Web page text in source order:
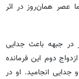
عصر همان‌روز در اثر
در جبهه باعث جدایی
دوم این فرمانده
انجامید. او در